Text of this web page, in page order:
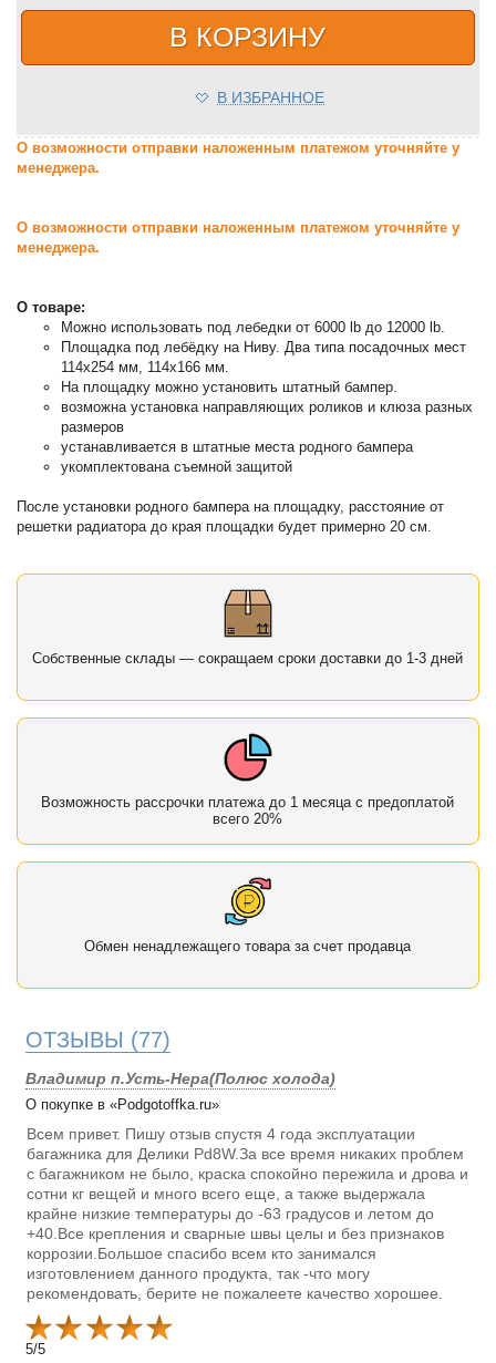
В КОРЗИНУ
В ИЗБРАННОЕ
О возможности отправки наложенным платежом уточняйте у
менеджера.
О возможности отправки наложенным платежом уточняйте у
менеджера.
О товаре:
Можно использовать под лебедки от 6000 lb до 12000 lb.
Площадка под лебёдку на Ниву. Два типа посадочных мест
114х254 мм, 114х166 мм.
На площадку можно установить штатный бампер.
возможна установка направляющих роликов и клюза разных
размеров
устанавливается в штатные места родного бампера
укомплектована съемной защитой
После установки родного бампера на площадку, расстояние от
решетки радиатора до края площадки будет примерно 20 см.
Собственные склады — сокращаем сроки доставки до 1-3 дней
Возможность рассрочки платежа до 1 месяца с предоплатой
всего 20%
Обмен ненадлежащего товара за счет продавца
ОТЗЫВЫ (77)
Владимир п.Усть-Нера(Полюс холода)
О покупке в «Podgotoffka.ru»
Всем привет. Пишу отзыв спустя 4 года эксплуатации
багажника для Делики Pd8W.За все время никаких проблем
с багажником не было, краска спокойно пережила и дрова и
сотни кг вещей и много всего еще, а также выдержала
крайне низкие температуры до -63 градусов и летом до
+40.Все крепления и сварные швы целы и без признаков
коррозии.Большое спасибо всем кто занимался
изготовлением данного продукта, так -что могу
рекомендовать, берите не пожалеете качество хорошее.
5/5